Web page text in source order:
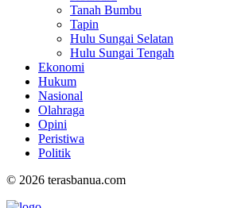
Tanah Bumbu
Tapin
Hulu Sungai Selatan
Hulu Sungai Tengah
Ekonomi
Hukum
Nasional
Olahraga
Opini
Peristiwa
Politik
© 2026 terasbanua.com